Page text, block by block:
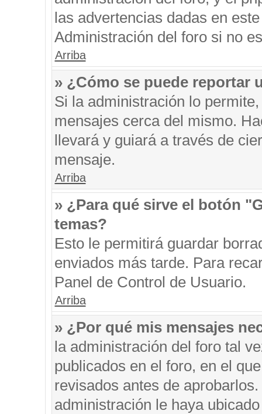
las advertencias dadas en
Administración del foro si no
Arriba
» ¿Cómo se puede reportar
Si la administración lo
mensajes cerca del mismo.
llevará y guiará a través de
mensaje.
Arriba
» ¿Para qué sirve el botón
temas?
Esto le permitirá guardar
enviados más tarde. Para
Panel de Control de Usuario.
Arriba
» ¿Por qué mis mensajes
la administración del foro tal
publicados en el foro, en el
revisados antes de
administración le haya